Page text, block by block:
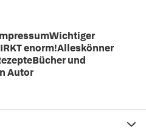
enorm!Alleskönner
und
Autor